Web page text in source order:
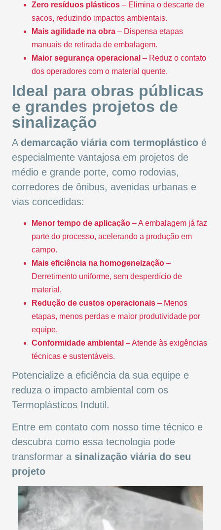
Zero resíduos plásticos – Elimina o descarte de
sacos, reduzindo impactos ambientais.
Mais agilidade na obra – Dispensa etapas
manuais de retirada de embalagem.
Maior segurança operacional – Reduz o contato
dos operadores com o material quente.
Ideal para obras públicas
e grandes projetos de
sinalização
A demarcação viária com termoplástico é
especialmente vantajosa em projetos de
médio e grande porte, como rodovias,
corredores de ônibus, avenidas urbanas e
vias concedidas:
Menor tempo de aplicação – A embalagem já faz
parte do processo, acelerando a produção em
campo.
Mais eficiência na homogeneização –
Derretimento uniforme, sem desperdício de
material.
Redução de custos operacionais – Menos
etapas, menos perdas e maior produtividade por
equipe.
Conformidade ambiental – Atende às exigências
técnicas e sustentáveis.
Potencialize a eficiência da sua equipe e
reduza o impacto ambiental com os
Termoplásticos Indutil.
Entre em contato com nosso time técnico e
descubra como essa tecnologia pode
transformar a sinalização viária do seu
projeto